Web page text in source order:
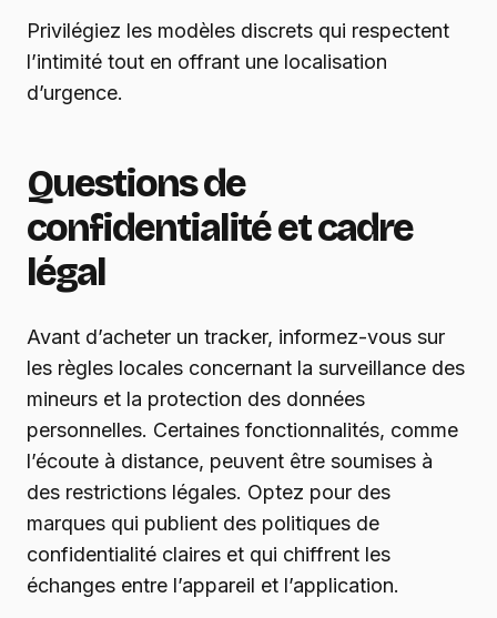
Privilégiez les modèles discrets qui respectent
l’intimité tout en offrant une localisation
d’urgence.
Questions de
confidentialité et cadre
légal
Avant d’acheter un tracker, informez-vous sur
les règles locales concernant la surveillance des
mineurs et la protection des données
personnelles. Certaines fonctionnalités, comme
l’écoute à distance, peuvent être soumises à
des restrictions légales. Optez pour des
marques qui publient des politiques de
confidentialité claires et qui chiffrent les
échanges entre l’appareil et l’application.